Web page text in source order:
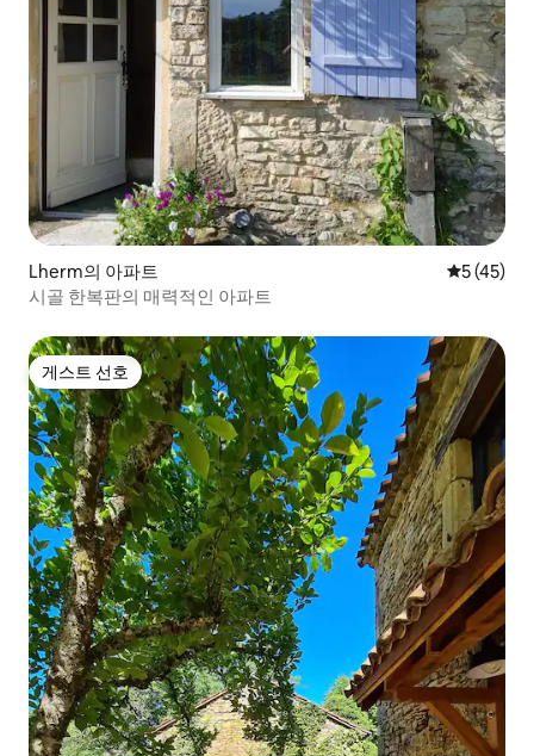
Lherm의 아파트 평점 5점
5 (45)
시골 한복판의 매력적인 아파트
게스트 선호
게스트 선호